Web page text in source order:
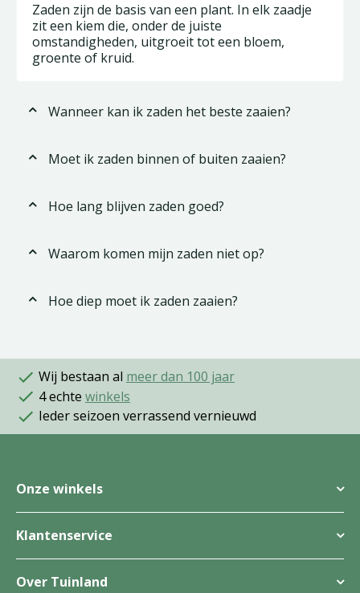
Zaden zijn de basis van een plant. In elk zaadje
zit een kiem die, onder de juiste
omstandigheden, uitgroeit tot een bloem,
groente of kruid.
Wanneer kan ik zaden het beste zaaien?
Moet ik zaden binnen of buiten zaaien?
Hoe lang blijven zaden goed?
Waarom komen mijn zaden niet op?
Hoe diep moet ik zaden zaaien?
Wij bestaan al meer dan 100 jaar
4 echte winkels
Ieder seizoen verrassend vernieuwd
Onze winkels
Klantenservice
Over Tuinland